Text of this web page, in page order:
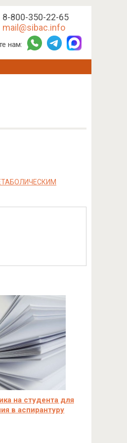
8-800-350-22-65
mail@sibac.info
нам:
на студента для
в аспирантуру